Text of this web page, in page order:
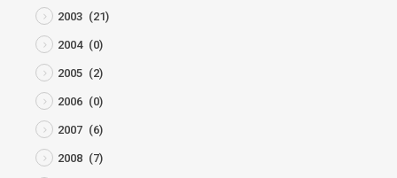
2003 (21)
2004 (0)
2005 (2)
2006 (0)
2007 (6)
2008 (7)